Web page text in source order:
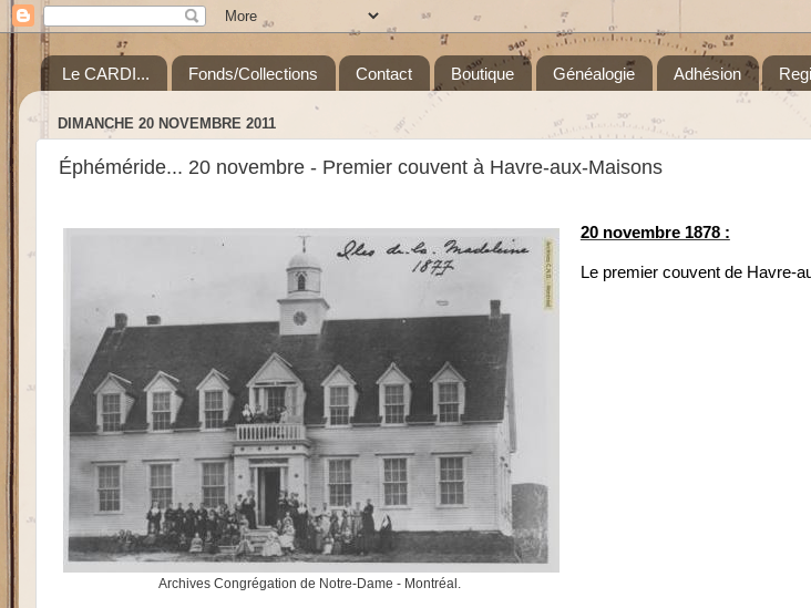
Le CARDI... Fonds/Collections Contact Boutique Généalogie Adhésion
DIMANCHE 20 NOVEMBRE 2011
Éphéméride... 20 novembre - Premier couvent à Havre-aux-Maisons
Archives Congrégation de Notre-Dame - Montréal.
20 novembre 1878 :
Le premier couvent de Havre-